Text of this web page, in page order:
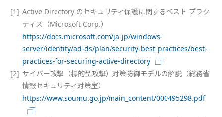
[1] Active Directory のセキュリティ保護に関するベスト プラク
ティス（Microsoft Corp.）
https://docs.microsoft.com/ja-jp/windows-
server/identity/ad-ds/plan/security-best-practices/best-
practices-for-securing-active-directory
[2] サイバー攻撃（標的型攻撃）対策防御モデルの解説（総務省
情報セキュリティ対策室）
https://www.soumu.go.jp/main_content/000495298.pdf